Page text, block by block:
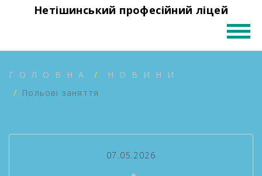
Нетішинський професійний ліцей
ГОЛОВНА
НОВИНИ
Польові заняття
07.05.2026